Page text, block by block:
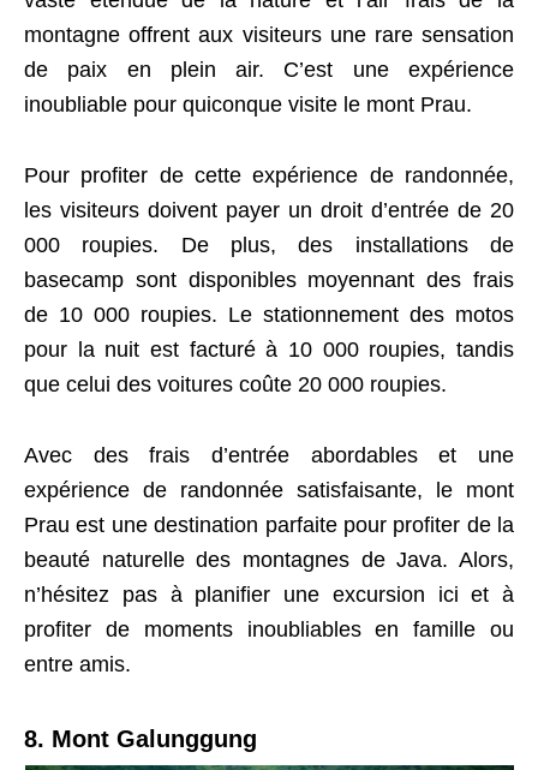
montagne offrent aux visiteurs une rare sensation
de paix en plein air. C’est une expérience
inoubliable pour quiconque visite le mont Prau.
Pour profiter de cette expérience de randonnée,
les visiteurs doivent payer un droit d’entrée de 20
000 roupies. De plus, des installations de
basecamp sont disponibles moyennant des frais
de 10 000 roupies. Le stationnement des motos
pour la nuit est facturé à 10 000 roupies, tandis
que celui des voitures coûte 20 000 roupies.
Avec des frais d’entrée abordables et une
expérience de randonnée satisfaisante, le mont
Prau est une destination parfaite pour profiter de la
beauté naturelle des montagnes de Java. Alors,
n’hésitez pas à planifier une excursion ici et à
profiter de moments inoubliables en famille ou
entre amis.
8. Mont Galunggung